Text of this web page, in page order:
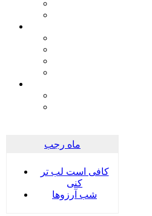
ماه رجب
کافی است لب تر
کنی
شب آرزوها